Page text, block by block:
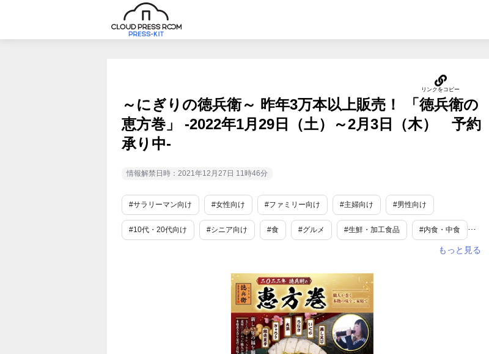
～にぎりの徳兵衛～ 昨年3万本以上販売！ 「徳兵衛の
恵方巻」 -2022年1月29日（土）～2月3日（木） 予約
承り中-
情報解禁日時：2021年12月27日 11時46分
#サラリーマン向け #女性向け #ファミリー向け #主婦向け #男性向け
#10代・20代向け #シニア向け #食 #グルメ #生鮮・加工食品 #内食・中食